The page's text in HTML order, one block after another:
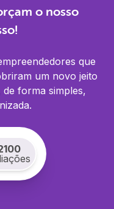
o nosso
que
um novo jeito
forma simples,